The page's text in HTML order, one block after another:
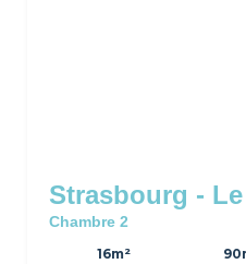
Strasbourg -
Chambre 2
16m²